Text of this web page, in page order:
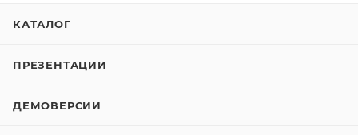
КАТАЛОГ
ПРЕЗЕНТАЦИИ
ДЕМОВЕРСИИ